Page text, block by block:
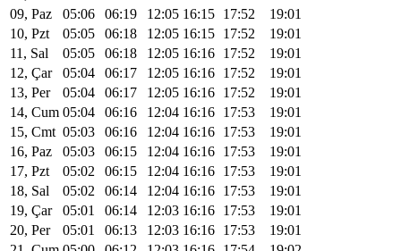
09, Paz
05:06 06:19 12:05 16:15 17:52
19:01
10, Pzt
05:05 06:18 12:05 16:15 17:52
19:01
11, Sal
05:05 06:18 12:05 16:16 17:52
19:01
12, Çar
05:04 06:17 12:05 16:16 17:52
19:01
13, Per
05:04 06:17 12:05 16:16 17:52
19:01
14, Cum 05:04 06:16 12:04 16:16 17:53
19:01
15, Cmt 05:03 06:16 12:04 16:16 17:53
19:01
16, Paz
05:03 06:15 12:04 16:16 17:53
19:01
17, Pzt
05:02 06:15 12:04 16:16 17:53
19:01
18, Sal
05:02 06:14 12:04 16:16 17:53
19:01
19, Çar
05:01 06:14 12:03 16:16 17:53
19:01
20, Per
05:01 06:13 12:03 16:16 17:53
19:01